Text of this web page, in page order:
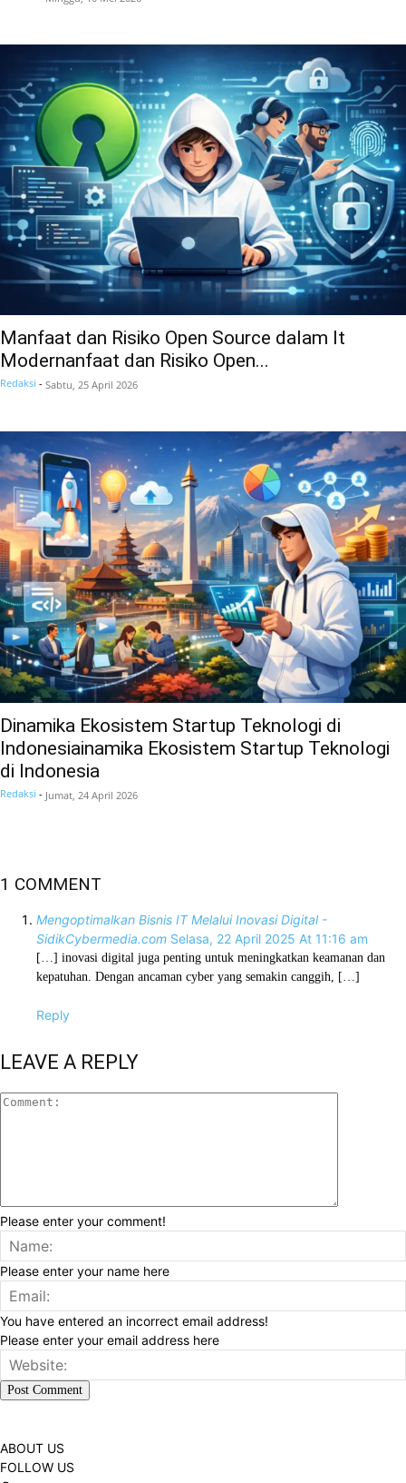
Manfaat dan Risiko Open Source dalam It
Modernanfaat dan Risiko Open...
Redaksi - Sabtu, 25 April 2026
Dinamika Ekosistem Startup Teknologi di
Indonesiainamika Ekosistem Startup Teknologi
di Indonesia
Redaksi - Jumat, 24 April 2026
1 COMMENT
Mengoptimalkan Bisnis IT Melalui Inovasi Digital -
SidikCybermedia.com Selasa, 22 April 2025 At 11:16 am
[…] inovasi digital juga penting untuk meningkatkan keamanan dan
kepatuhan. Dengan ancaman cyber yang semakin canggih, […]
Reply
LEAVE A REPLY
Please enter your comment!
Please enter your name here
You have entered an incorrect email address!
Please enter your email address here
ABOUT US
FOLLOW US